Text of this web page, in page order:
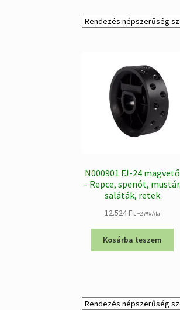
N000901 FJ-24 magvető
– Repce, spenót,
saláták, retek
12.524Ft +27% Áfa
Kosárba teszem